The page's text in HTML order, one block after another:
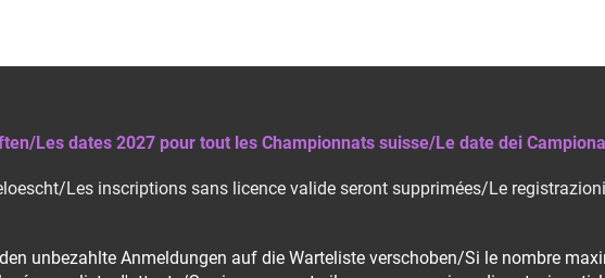
Les dates 2027 pour tout les Championnats suisse/Le date dei
Les inscriptions sans licence valide seront supprimées/Le
unbezahlte Anmeldungen auf die Warteliste verschoben/Si le nombre